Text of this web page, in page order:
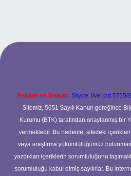
Reklam ve İletişim: Skype:
Sitemiz, 5651 Sayılı Kanun gereğince
Kurumu (BTK) tarafından onaylanmış bir
vermektedir. Bu nedenle, sitedeki
veya araştırma yükümlülüğümüz
yazdıkları içeriklerin sorumluluğunu
sorumluluğu kabul etmiş sayılırlar. Bu